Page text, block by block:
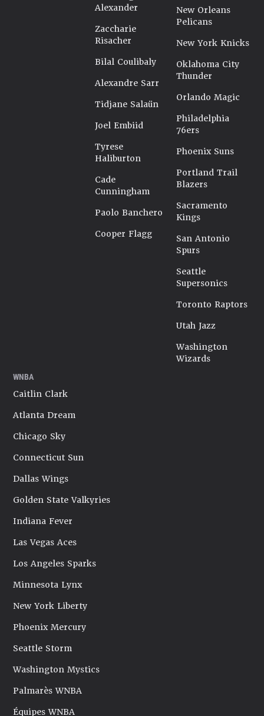
Alexander
Zaccharie
Risacher
Bilal Coulibaly
Alexandre Sarr
Tidjane Salaün
Joel Embiid
Tyrese
Haliburton
Cade
Cunningham
Paolo Banchero
Cooper Flagg
New Orleans
Pelicans
New York Knicks
Oklahoma City
Thunder
Orlando Magic
Philadelphia
76ers
Phoenix Suns
Portland Trail
Blazers
Sacramento
Kings
San Antonio
Spurs
Seattle
Supersonics
Toronto Raptors
Utah Jazz
Washington
Wizards
WNBA
Caitlin Clark
Atlanta Dream
Chicago Sky
Connecticut Sun
Dallas Wings
Golden State Valkyries
Indiana Fever
Las Vegas Aces
Los Angeles Sparks
Minnesota Lynx
New York Liberty
Phoenix Mercury
Seattle Storm
Washington Mystics
Palmarès WNBA
Équipes WNBA